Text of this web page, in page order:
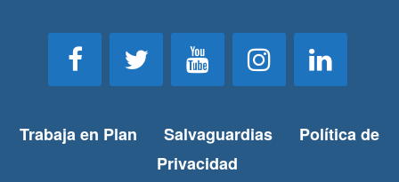
Trabaja en Plan Salvaguardias
Política de
Privacidad